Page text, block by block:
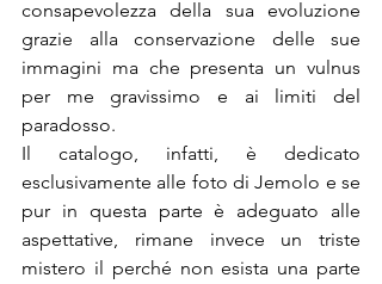
consapevolezza della sua evoluzione
grazie alla conservazione delle sue
immagini ma che presenta un vulnus
per me gravissimo e ai limiti del
paradosso.
Il catalogo, infatti, è dedicato
esclusivamente alle foto di Jemolo e se
pur in questa parte è adeguato alle
aspettative, rimane invece un triste
mistero il perché non esista una parte